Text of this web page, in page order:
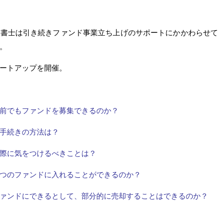
士は引き続きファンド事業立ち上げのサポートにかかわらせて
トアップを開催。
でもファンドを募集できるのか？
続きの方法は？
に気をつけるべきことは？
のファンドに入れることができるのか？
ンドにできるとして、部分的に売却することはできるのか？